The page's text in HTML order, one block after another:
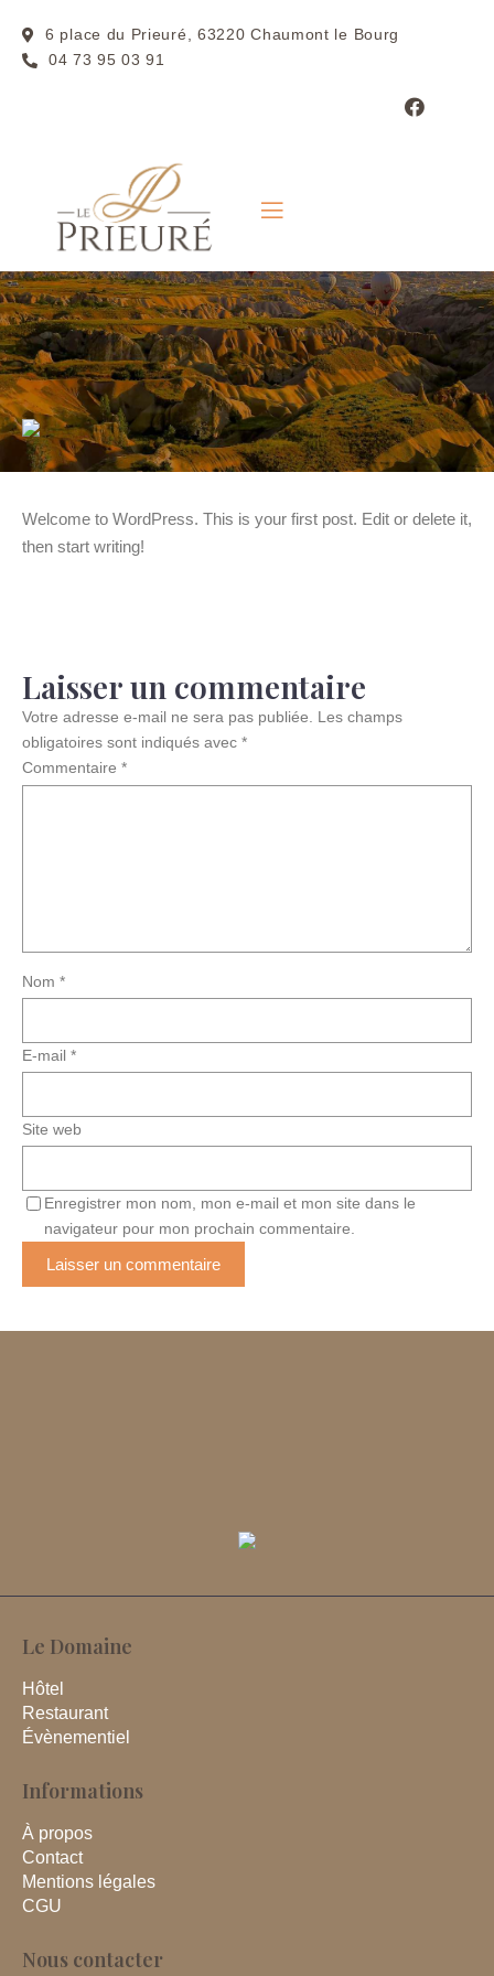
6 place du Prieuré, 63220 Chaumont le Bourg
04 73 95 03 91
Welcome to WordPress. This is your first post. Edit or delete it,
then start writing!
Laisser un commentaire
Votre adresse e-mail ne sera pas publiée.
Les champs
obligatoires sont indiqués avec *
Commentaire *
Nom *
E-mail *
Site web
Enregistrer mon nom, mon e-mail et mon site dans le
navigateur pour mon prochain commentaire.
Le Domaine
Hôtel
Restaurant
Évènementiel
Informations
À propos
Contact
Mentions légales
CGU
Nous contacter